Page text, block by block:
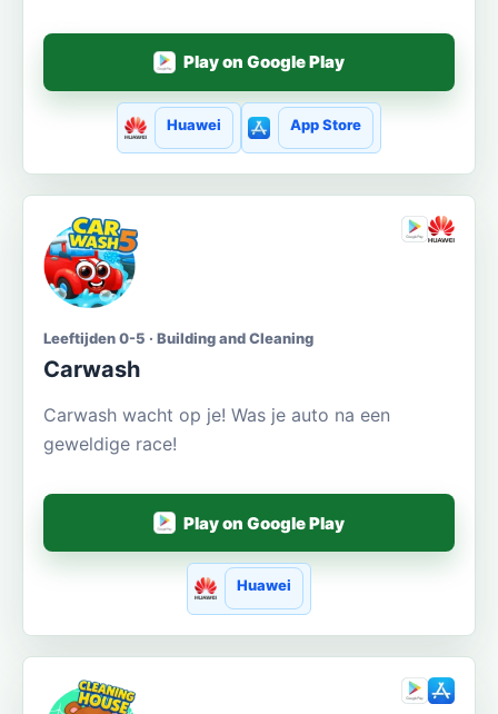
Play on Google Play
Huawei App Store
Leeftijden 0-5 · Building and Cleaning
Carwash
Carwash wacht op je! Was je auto na een
geweldige race!
Play on Google Play
Huawei